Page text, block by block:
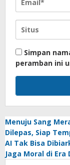
Simpan
peramban ini
Menuju Sang
Dilepas, Siap
AI Tak Bisa
Jaga Moral di Era